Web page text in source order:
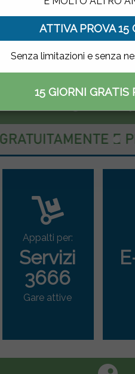
ATTIVA PROVA 15
Senza limitazioni e senza
15 GIORNI GRATIS
delle gare di
Appalti per:
Servizi
3666
Gare attive